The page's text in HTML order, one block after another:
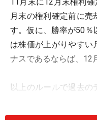
月末の権利確定前に売
す。仮に、勝率が50％
は株価が上がりやすい
ナスであるならば、12
以上のルールで過去の